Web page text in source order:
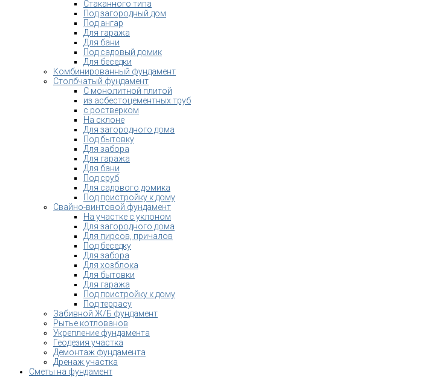
Стаканного типа
Под загородный дом
Под ангар
Для гаража
Для бани
Под садовый домик
Для беседки
Комбинированный фундамент
Столбчатый фундамент
С монолитной плитой
из асбестоцементных труб
с ростверком
На склоне
Для загородного дома
Под бытовку
Для забора
Для гаража
Для бани
Под сруб
Для садового домика
Под пристройку к дому
Свайно-винтовой фундамент
На участке с уклоном
Для загородного дома
Для пирсов, причалов
Под беседку
Для забора
Для хозблока
Для бытовки
Для гаража
Под пристройку к дому
Под террасу
Забивной Ж/Б фундамент
Рытье котлованов
Укрепление фундамента
Геодезия участка
Демонтаж фундамента
Дренаж участка
Сметы на фундамент